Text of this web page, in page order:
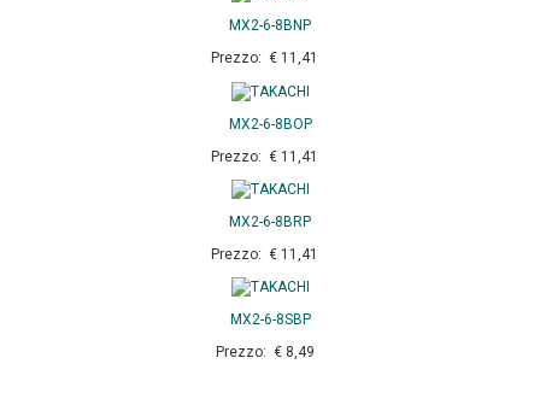
MX2-6-8BNP
Prezzo: € 11,41
MX2-6-8BOP
Prezzo: € 11,41
MX2-6-8BRP
Prezzo: € 11,41
MX2-6-8SBP
Prezzo: € 8,49